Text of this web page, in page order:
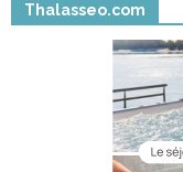
Thalasseo.com